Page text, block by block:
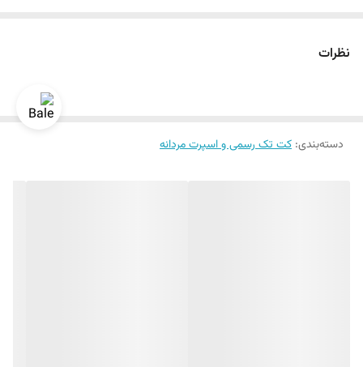
نظرات
دسته‌بندی: کت تک رسمی و اسپرت مردانه